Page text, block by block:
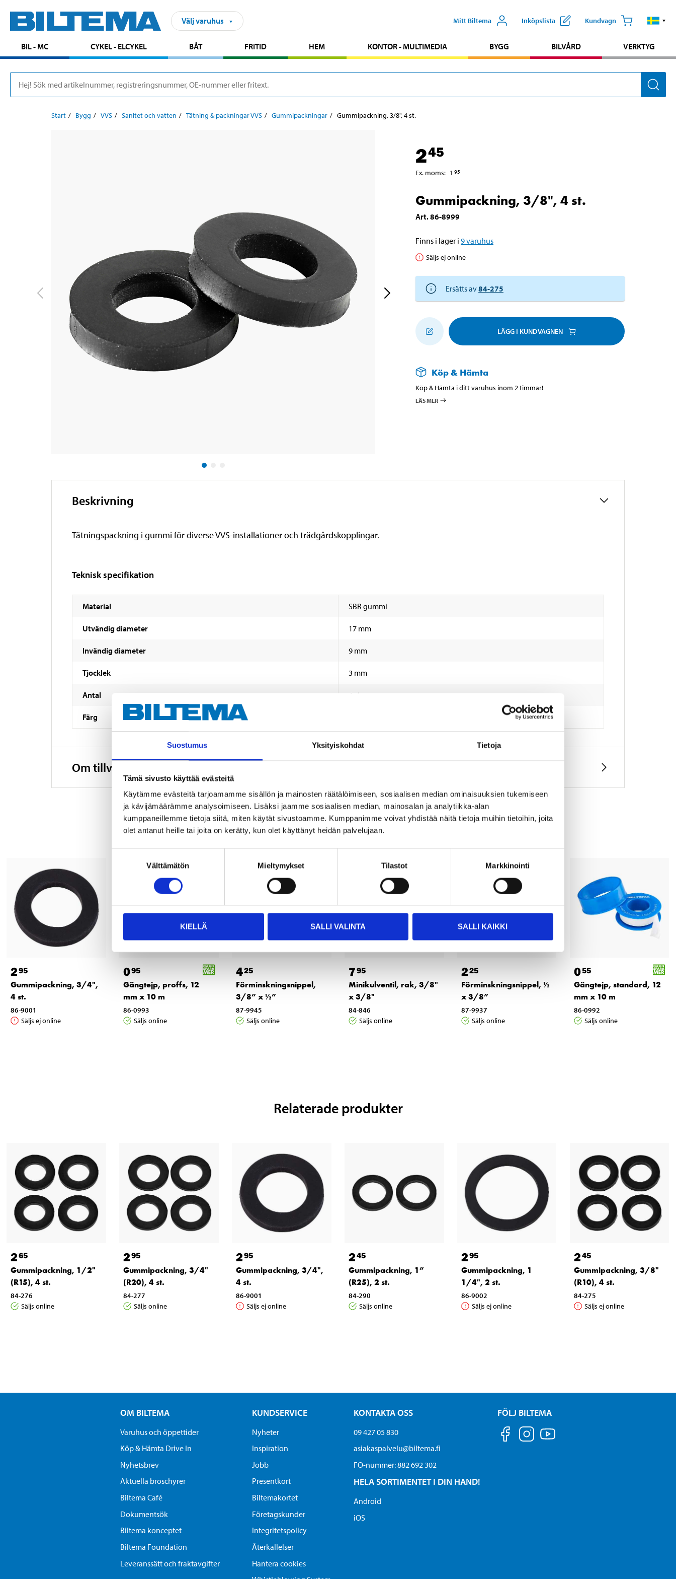
Suostumus Yksityiskohdat Tietoja
Tämä sivusto käyttää evästeitä
Käytämme evästeitä tarjoamamme sisällön ja mainosten räätälöimiseen, sosiaalisen median ominaisuuksien tukemiseen
ja kävijämäärämme analysoimiseen. Lisäksi jaamme sosiaalisen median, mainosalan ja analytiikka-alan
kumppaneillemme tietoja siitä, miten käytät sivustoamme. Kumppanimme voivat yhdistää näitä tietoja muihin tietoihin, joita
olet antanut heille tai joita on kerätty, kun olet käyttänyt heidän palvelujaan.
Välttämätön Mieltymykset Tilastot Markkinointi
KIELLÄ SALLI VALINTA SALLI KAIKKI
Välj varuhus Mitt Biltema Inköpslista Kundvagn
BIL - MC CYKEL - ELCYKEL BÅT FRITID HEM KONTOR - MULTIMEDIA BYGG BILVÅRD VERKTYG
Start Bygg VVS Sanitet och vatten Tätning & packningar VVS Gummipackningar Gummipackning, 3/8", 4 st.
245
Ex. moms: 1 95
Gummipackning, 3/8", 4 st.
Art.86-8999
Finns i lager i 9varuhus
Säljs ej online
Ersätts av84-275
LÄGG I KUNDVAGNEN
Köp & Hämta
Köp & Hämta i ditt varuhus inom 2 timmar!
LÄS MER
Beskrivning
Tätningspackning i gummi för diverse VVS-installationer och trädgårdskopplingar.
Teknisk specifikation
Material SBR gummi
Utvändig diameter 17 mm
Invändig diameter 9 mm
Tjocklek 3 mm
Antal 4 st.
Färg
Om tillverkaren
Andra kunder köpte också
295
Gummipackning, 3/4",
4 st.
86-9001
Säljs ej online
095
Gängtejp, proffs, 12
mm x 10 m
86-0993
Säljs online
425
Förminskningsnippel,
3/8” x ½”
87-9945
Säljs online
795
Minikulventil, rak, 3/8"
x 3/8"
84-846
Säljs online
225
Förminskningsnippel, ½
x 3/8”
87-9937
Säljs online
055
Gängtejp, standard, 12
mm x 10 m
86-0992
Säljs online
Relaterade produkter
265
Gummipackning, 1/2"
(R15), 4 st.
84-276
Säljs online
295
Gummipackning, 3/4"
(R20), 4 st.
84-277
Säljs online
295
Gummipackning, 3/4",
4 st.
86-9001
Säljs ej online
245
Gummipackning, 1”
(R25), 2 st.
84-290
Säljs online
295
Gummipackning, 1
1/4", 2 st.
86-9002
Säljs ej online
245
Gummipackning, 3/8"
(R10), 4 st.
84-275
Säljs ej online
OM BILTEMA
Varuhus och öppettider
Köp & Hämta Drive In
Nyhetsbrev
Aktuella broschyrer
Biltema Café
Dokumentsök
Biltema konceptet
Biltema Foundation
Leveranssätt och fraktavgifter
KUNDSERVICE
Nyheter
Inspiration
Jobb
Presentkort
Biltemakortet
Företagskunder
Integritetspolicy
Återkallelser
Hantera cookies
KONTAKTA OSS
09 427 05 830
asiakaspalvelu@biltema.fi
FO-nummer:​ 882 692 302
HELA SORTIMENTET I DIN HAND!
Android
iOS
FÖLJ BILTEMA